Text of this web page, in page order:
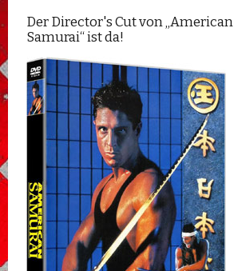
Der Director's Cut von „American
Samurai“ ist da!